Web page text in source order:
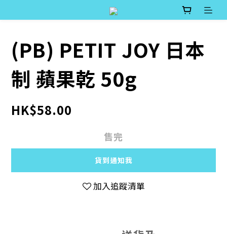
(PB) PETIT JOY 日本
制 蘋果乾 50g
HK$58.00
售完
貨到通知我
加入追蹤清單